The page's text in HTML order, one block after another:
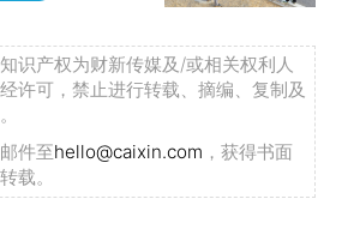
识产权为财新传媒及/或相关权利人
许可，禁止进行转载、摘编、复制及
件至hello@caixin.com ，获得书面
载。